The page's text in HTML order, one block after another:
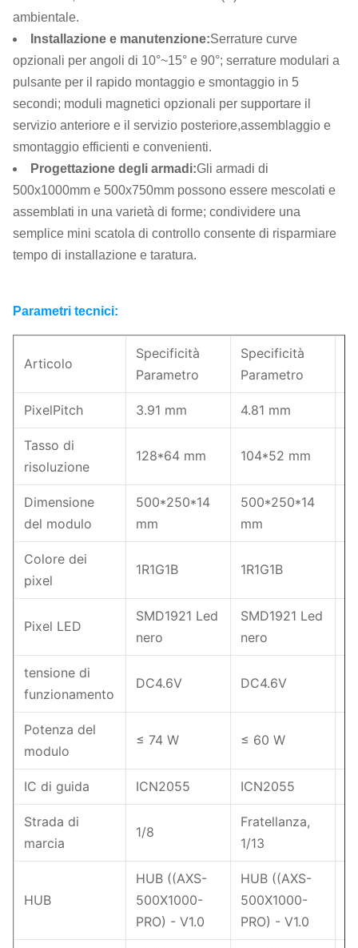
ambientale.
Installazione e manutenzione:Serrature curve
opzionali per angoli di 10°~15° e 90°; serrature modulari a
pulsante per il rapido montaggio e smontaggio in 5
secondi; moduli magnetici opzionali per supportare il
servizio anteriore e il servizio posteriore,assemblaggio e
smontaggio efficienti e convenienti.
Progettazione degli armadi:Gli armadi di
500x1000mm e 500x750mm possono essere mescolati e
assemblati in una varietà di forme; condividere una
semplice mini scatola di controllo consente di risparmiare
tempo di installazione e taratura.
Parametri tecnici:
Articolo
Specificità
Parametro
Specificità
Parametro
PixelPitch 3.91 mm 4.81 mm
Tasso di
risoluzione
128*64 mm 104*52 mm
Dimensione
del modulo
500*250*14
mm
500*250*14
mm
Colore dei
pixel
1R1G1B 1R1G1B
Pixel LED
SMD1921 Led
nero
SMD1921 Led
nero
tensione di
funzionamento
DC4.6V DC4.6V
Potenza del
modulo
≤ 74 W ≤ 60 W
IC di guida ICN2055 ICN2055
Strada di
marcia
1/8
Fratellanza,
1/13
HUB
HUB ((AXS-
500X1000-
PRO) - V1.0
HUB ((AXS-
500X1000-
PRO) - V1.0